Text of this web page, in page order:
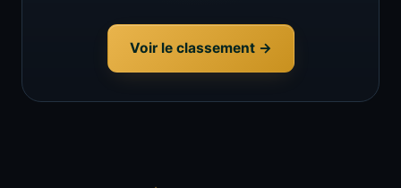
Voir le classement →